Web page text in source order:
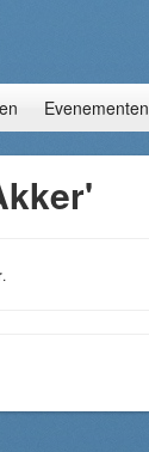
Evenementen
.